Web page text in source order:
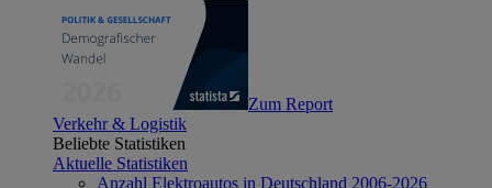
Zum Report
Verkehr & Logistik
Beliebte Statistiken
Aktuelle Statistiken
Anzahl Elektroautos in Deutschland 2006-2026